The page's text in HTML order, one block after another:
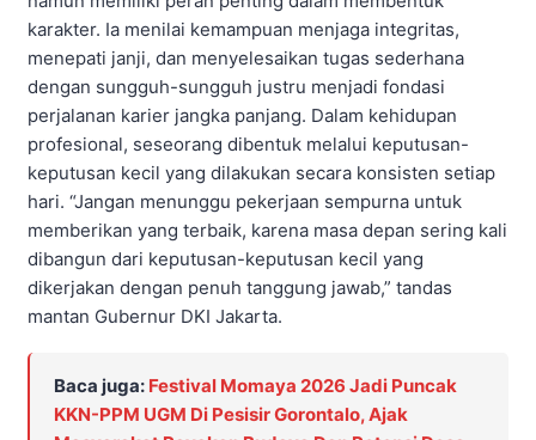
karakter. Ia menilai kemampuan menjaga integritas,
menepati janji, dan menyelesaikan tugas sederhana
dengan sungguh-sungguh justru menjadi fondasi
perjalanan karier jangka panjang. Dalam kehidupan
profesional, seseorang dibentuk melalui keputusan-
keputusan kecil yang dilakukan secara konsisten setiap
hari. “Jangan menunggu pekerjaan sempurna untuk
memberikan yang terbaik, karena masa depan sering kali
dibangun dari keputusan-keputusan kecil yang
dikerjakan dengan penuh tanggung jawab,” tandas
mantan Gubernur DKI Jakarta.
Baca juga: Festival Momaya 2026 Jadi Puncak
KKN-PPM UGM Di Pesisir Gorontalo, Ajak